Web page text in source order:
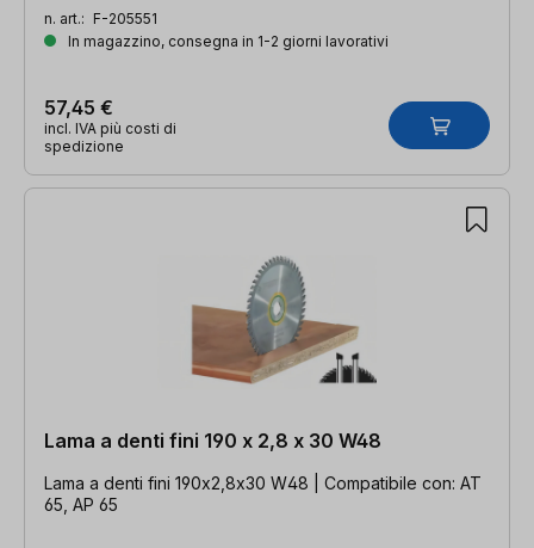
n. art.: F-205551
In magazzino, consegna in 1-2 giorni lavorativi
57,45 €
incl. IVA più costi di
spedizione
Lama a denti fini 190 x 2,8 x 30 W48
Lama a denti fini 190x2,8x30 W48 | Compatibile con: AT
65, AP 65